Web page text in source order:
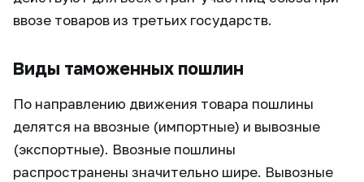
ввозе товаров из третьих государств.
Виды таможенных пошлин
По направлению движения товара пошлины
делятся на ввозные (импортные) и вывозные
(экспортные). Ввозные пошлины
распространены значительно шире. Вывозные